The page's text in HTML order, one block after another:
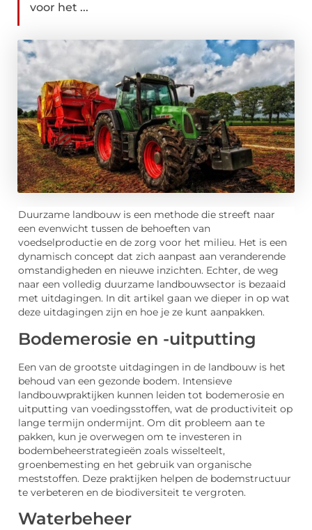
voor het ...
Duurzame landbouw is een methode die streeft naar
een evenwicht tussen de behoeften van
voedselproductie en de zorg voor het milieu. Het is een
dynamisch concept dat zich aanpast aan veranderende
omstandigheden en nieuwe inzichten. Echter, de weg
naar een volledig duurzame landbouwsector is bezaaid
met uitdagingen. In dit artikel gaan we dieper in op wat
deze uitdagingen zijn en hoe je ze kunt aanpakken.
Bodemerosie en -uitputting
Een van de grootste uitdagingen in de landbouw is het
behoud van een gezonde bodem. Intensieve
landbouwpraktijken kunnen leiden tot bodemerosie en
uitputting van voedingsstoffen, wat de productiviteit op
lange termijn ondermijnt. Om dit probleem aan te
pakken, kun je overwegen om te investeren in
bodembeheerstrategieën zoals wisselteelt,
groenbemesting en het gebruik van organische
meststoffen. Deze praktijken helpen de bodemstructuur
te verbeteren en de biodiversiteit te vergroten.
Waterbeheer